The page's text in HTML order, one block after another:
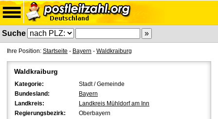
Suche
Ihre Position: Startseite - Bayern - Waldkraiburg
Waldkraiburg
Kategorie:
Stadt / Gemeinde
Bundesland:
Bayern
Landkreis:
Landkreis Mühldorf am Inn
Regierungsbezirk:
Oberbayern